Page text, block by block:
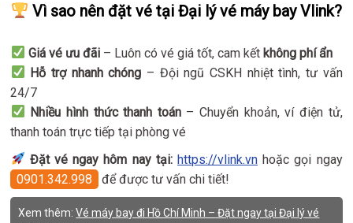
Vì sao nên đặt vé tại Đại lý vé máy bay Vlink?
Giá vé ưu đãi– Luôn có vé giá tốt, cam kết không phí ẩn
Hỗ trợ nhanh chóng – Đội ngũ CSKH nhiệt tình, tư vấn
24/7
Nhiều hình thức thanh toán– Chuyển khoản, ví điện tử,
thanh toán trực tiếp tại phòng vé
Đặt vé ngay hôm nay tại: https://vlink.vn hoặc gọi ngay
0901.342.998
để được tư vấn chi tiết!
Xem thêm:Vé máy bay đi Hồ Chí Minh – Đặt ngay tại Đại lý vé